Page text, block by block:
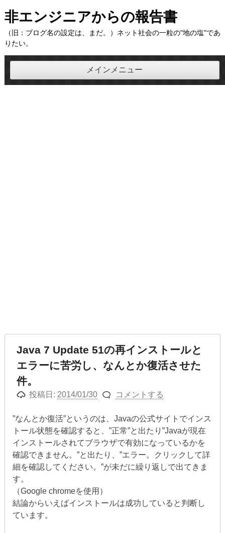
コ
ン
テ
ン
ツ
ス
非エンジニアからの報告書
（旧：ブログ名の設定は、まだ。）ネット社会の一粒の"地の塩"であ
りたい。
メインメニュー
Java 7 Update 51の再インストールと
エラーに苦労し、なんとか復活させた
件。
投稿日: 2014/01/30 コメントする
”なんとか復活”というのは、Javaの公式サイトでインス
トール状態を確認すると、”正常”と出たり”Javaが現在
インストールされてブラウザで有効になっているかを
確認できません。”と出たり、”エラー。クリックして詳
細を確認してください。”が未だに繰り返しで出てきま
す。
（Google chromeを使用）
結論からいえばインストールは成功していると判断し
ています。